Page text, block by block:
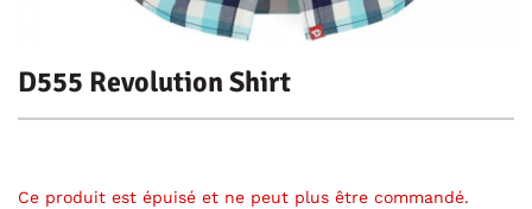
D555 Revolution Shirt
Ce produit est épuisé et ne peut plus être commandé.